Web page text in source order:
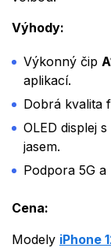
Výhody:
Výkonný čip
aplikací.
Dobrá kvalita
OLED displej
jasem.
Podpora 5G a
Cena:
Modely iPhone